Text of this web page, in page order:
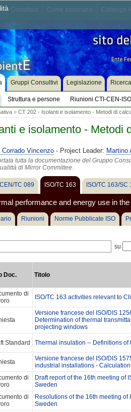
Struttura e persone Riunioni CTI-CEN-ISO
Gruppi Consultivi Legislazione Ricerca
» CT 202 - Isolanti e isolamento - Metodi di
e isolamento - Metodi
Corrado Vincenzo- Project Leader: Martino
tutta la documentazione del Gruppo
di Mirror Committee.
CEN/TC 089 ISO/TC 163 ISO/TC 163/SC
performance and energy use in
Riunioni Norme Pubblicate ISO
su
Doc. Titolo
di
ISO/TC 163 activities relevant to
Versione francese del ISO/DIS
Determination of thermal
projecting windows
Standard Thermal insulation -- Definitions of
Versione francese del ISO/DIS
industrial installations -
di
Draft report of the 16th meeting of
Sweden
di
Resolutions of the 16th meeting
Sweden